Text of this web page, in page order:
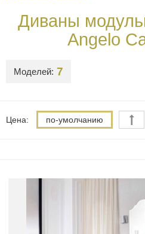
Диваны
Angelo
Моделей: 7
Цена: по-умолчанию